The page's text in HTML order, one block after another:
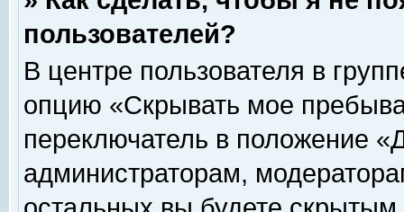
пользователей?
В центре пользователя в
опцию «Скрывать мое
переключатель в положение
администраторам,